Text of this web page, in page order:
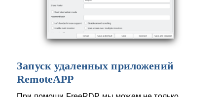
Запуск удаленных приложений
RemoteAPP